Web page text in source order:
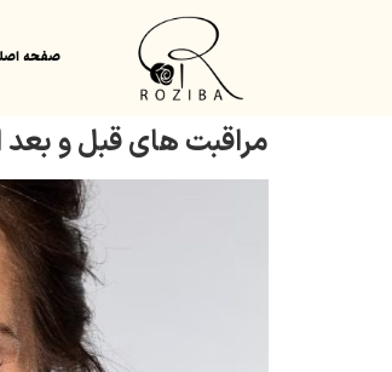
صفحه
مراقبت های قبل و بعد